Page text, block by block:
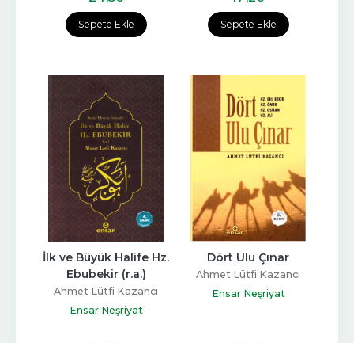
Sepete Ekle Sepete Ekle
İlk ve Büyük Halife Hz.
Ebubekir (r.a.)
Ahmet Lütfi Kazancı
Ensar Neşriyat
Dört Ulu Çınar
Ahmet Lütfi Kazancı
Ensar Neşriyat